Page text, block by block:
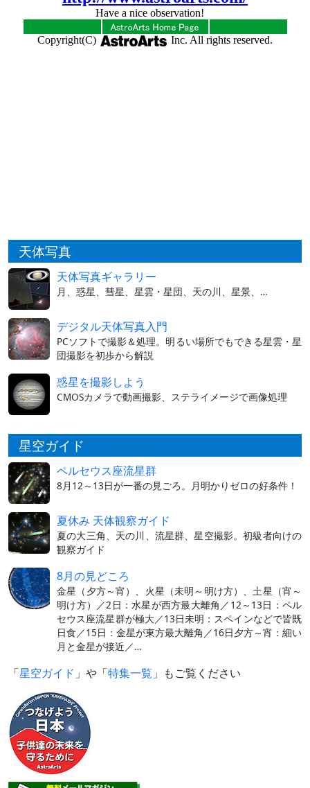
天体写真
天体写真ギャラリー
月、惑星、彗星、星雲・星団、天の川、星景、…
デジタル天体写真入門
PCソフトで撮影＆処理。明るい場所でもできる星雲・星
団撮影を初歩から解説
惑星を撮影しよう
CMOSカメラで動画撮影、ステライメージで画像処理
星空ガイド
ペルセウス座流星群
8月12～13日が一番の見ごろ。月明かりゼロの好条件！
夏休み 天体観察ガイド
夏の大三角、天の川、流星群、星空撮影。初級者向けの
観察ガイド
8月の見どころ
金星（夕方～宵）、火星（未明～明け方）、土星（宵～
明け方）／2日：水星が西方最大離角／12～13日：ペル
セウス座流星群が極大／13日未明：スペインなどで皆既
日食／15日：金星が東方最大離角／16日夕方～宵：細い
月と金星が接近／…
「星空ガイド 」や「特集一覧 」もご覧ください